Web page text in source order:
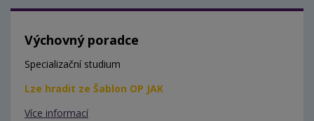
Výchovný poradce
Specializační studium
Lze hradit ze Šablon OP JAK
Více informací